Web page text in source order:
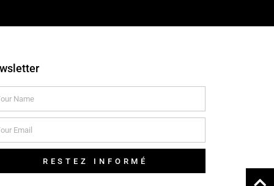
RESTEZ INFORMÉ